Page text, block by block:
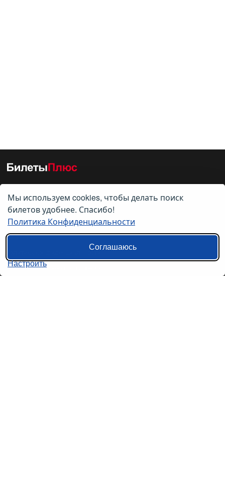
О нас
О компании
Контакты
Пользовательское соглашение
Мы используем cookies, чтобы делать поиск
билетов удобнее. Спасибо!
Политика Конфиденциальности
Соглашаюсь
Настроить